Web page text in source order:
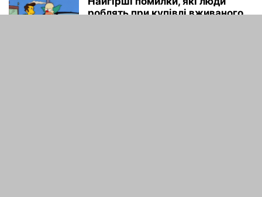
роблять при купівлі вживаного